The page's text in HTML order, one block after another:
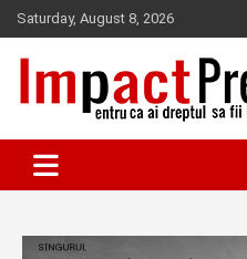
Skip
to
content
Saturday, August 8, 2026
IMPACTPRESS